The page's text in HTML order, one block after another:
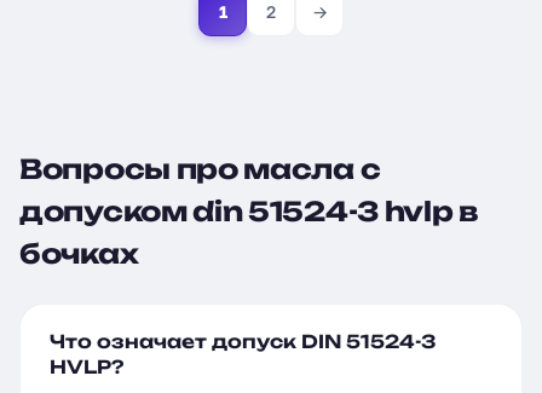
1 2 →
Вопросы про масла с
допуском din 51524-3 hvlp в
бочках
Что означает допуск DIN 51524-3
HVLP?